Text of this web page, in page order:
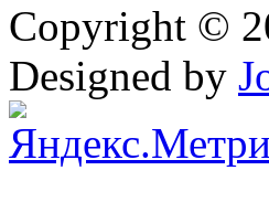
Copyright ©
Designed by